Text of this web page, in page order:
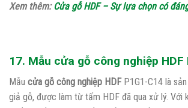
Xem thêm: Cửa gỗ HDF – Sự lựa chọn có
17. Mẫu cửa gỗ công nghiệp HDF
Mẫu cửa gỗ công nghiệp HDFP1G1-C14 là
giả gỗ, được làm từ tấm HDF đã qua xử lý. Với